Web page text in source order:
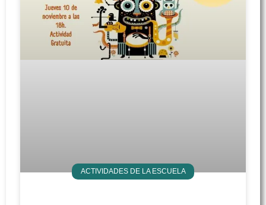
ACTIVIDADES DE LA ESCUELA